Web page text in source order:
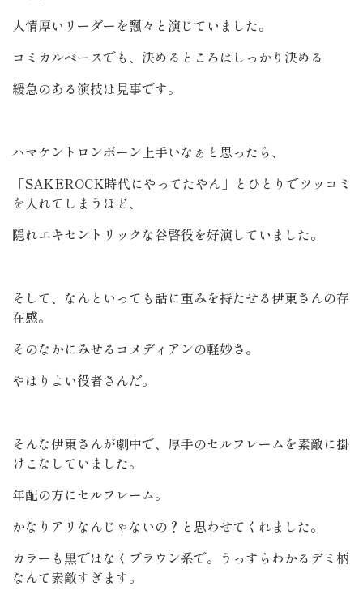
人情厚いリーダーを飄々と演じていました。
コミカルベースでも、決めるところはしっかり決める
緩急のある演技は見事です。
ハマケントロンボーン上手いなぁと思ったら、
「SAKEROCK時代にやってたやん」とひとりでツッコミ
を入れてしまうほど、
隠れエキセントリックな谷啓役を好演していました。
そして、なんといっても話に重みを持たせる伊東さんの存
在感。
そのなかにみせるコメディアンの軽妙さ。
やはりよい役者さんだ。
そんな伊東さんが劇中で、厚手のセルフレームを素敵に掛
けこなしていました。
年配の方にセルフレーム。
かなりアリなんじゃないの？と思わせてくれました。
カラーも黒ではなくブラウン系で。うっすらわかるデミ柄
なんて素敵すぎます。